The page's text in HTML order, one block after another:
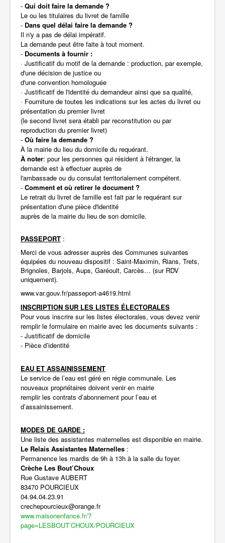
- Qui doit faire la demande ?
Le ou les titulaires du livret de famille
- Dans quel délai faire la demande ?
Il n'y a pas de délai impératif.
La demande peut être faite à tout moment.
- Documents à fournir :
· Justificatif du motif de la demande : production, par exemple,
d'une décision de justice ou
d'une convention homologuée
· Justificatif de l'identité du demandeur ainsi que sa qualité,
· Fourniture de toutes les indications sur les actes du livret ou
présentation du premier livret
(le second livret sera établi par reconstitution ou par
reproduction du premier livret)
- Où faire la demande ?
À la mairie du lieu du domicile du requérant.
À noter: pour les personnes qui résident à l'étranger, la
demande est à effectuer auprès de
l'ambassade ou du consulat territorialement compétent.
- Comment et où retirer le document ?
Le retrait du livret de famille est fait par le requérant sur
présentation d'une pièce d'identité
auprès de la mairie du lieu de son domicile.
PASSEPORT :
Merci de vous adresser auprès des Communes suivantes
équipées du nouveau dispositif : Saint-Maximin, Rians, Trets,
Brignoles, Barjols, Aups, Garéoult, Carcès… (sur RDV
uniquement).
www.var.gouv.fr/passeport-a4619.html
INSCRIPTION SUR LES LISTES ÉLECTORALES
Pour vous inscrire sur les listes électorales, vous devez venir
remplir le formulaire en mairie avec les documents suivants :
- Justificatif de domicile
- Pièce d’identité
EAU ET ASSAINISSEMENT
Le service de l’eau est géré en régie communale. Les
nouveaux propriétaires doivent venir en mairie
remplir les contrats d’abonnement pour l’eau et
d’assainissement.
MODES DE GARDE :
Une liste des assistantes maternelles est disponible en mairie.
Le Relais Assistantes Maternelles :
Permanence les mardis de 9h à 13h à la salle du foyer.
Crèche Les Bout’Choux
Rue Gustave AUBERT
83470 POURCIEUX
04.94.04.23.91
crechepourcieux@orange.fr
www.maisonenfance.fr/?
page=LESBOUT’CHOUX/POURCIEUX